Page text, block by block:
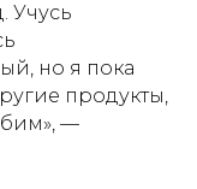
Учусь
но я пока
продукты,
—